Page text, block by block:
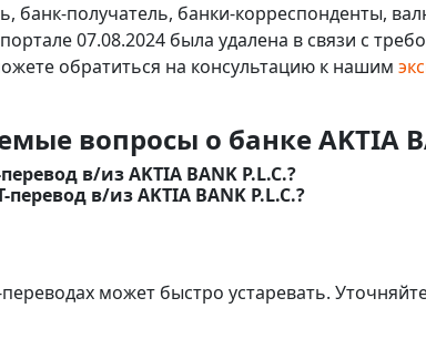
банк-получатель, банки-корреспонденты,
07.08.2024 была удалена в связи с
обратиться на консультацию к нашим
вопросы о банке AKTIA
в/из AKTIA BANK P.L.C.?
перевод в/из AKTIA BANK P.L.C.?
может быстро устаревать.